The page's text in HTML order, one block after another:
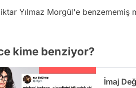
Yılmaz Morgül'e benzememiş
kime benziyor?
İmaj